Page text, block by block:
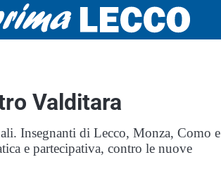
Valditara
Insegnanti di Lecco, Monza, Como e
e partecipativa, contro le nuove